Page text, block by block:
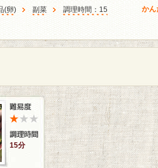
(卵) 副菜
調理時間：15
かん
15分